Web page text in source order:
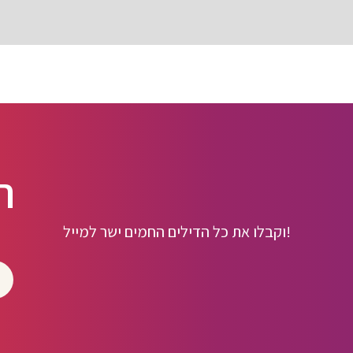
וקבלו את כל הדילים החמים ישר למייל!